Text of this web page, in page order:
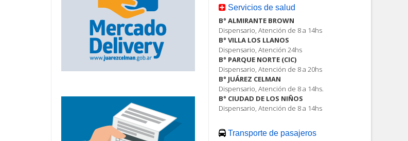
Servicios de salud
B° ALMIRANTE BROWN
Dispensario, Atención de 8 a 14hs
B° VILLA LOS LLANOS
Dispensario, Atención 24hs
B° PARQUE NORTE (CIC)
Dispensario, Atención de 8 a 20hs
B° JUÁREZ CELMAN
Dispensario, Atención de 8 a 14hs.
B° CIUDAD DE LOS NIÑOS
Dispensario, Atención de 8 a 14hs
Transporte de pasajeros